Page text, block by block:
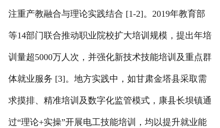
注重产教融合与理论实践结合 [1-2]。2019年教育部
等14部门联合推动职业院校扩大培训规模，提出年培
训量超5000万人次，并强化新技术技能培训及重点群
体就业服务 [3]。地方实践中，如甘肃金塔县采取需
求摸排、精准培训及数字化监管模式，康县长坝镇通
过“理论+实操”开展电工技能培训，均以提升就业能